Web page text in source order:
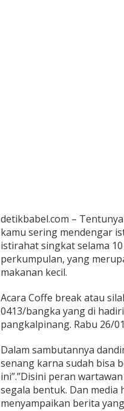
o
n
i
n
r
e
n
I
s
a
n
P
detikbabel.com –
kamu sering mendengar
istirahat singkat selama
perkumpulan, yang
makanan kecil.
Acara Coffe break atau
0413/bangka yang di
pangkalpinang. Rabu 26/
Dalam sambutannya
senang karna sudah bisa
ini”.”Disini peran
segala bentuk. Dan media
menyampaikan berita